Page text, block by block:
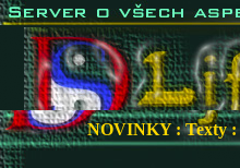
NOVINKY:Texty: